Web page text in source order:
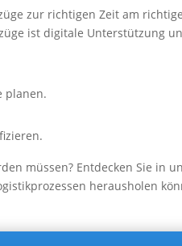
zur richtigen Zeit am
ist digitale Unterstützung
planen.
müssen? Entdecken Sie in
herausholen